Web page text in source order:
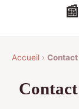
📰
Accueil › Contact
Contact